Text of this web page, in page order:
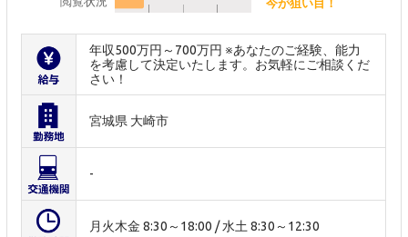
年収500万円～700万円 ※あなたのご経験、能力
を考慮して決定いたします。お気軽にご相談くだ
さい！
宮城県 大崎市
-
月火木金 8:30～18:00 / 水土 8:30～12:30